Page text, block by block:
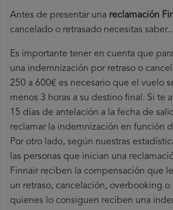
Antes de presentar una reclamación
cancelado o retrasado necesitas saber...
Es importante tener en cuenta que
una indemnización por retraso o
250 a 600€ es necesario que el vuelo
menos 3 horas a su destino final. Si te
15 días de antelación a la fecha de
reclamar la indemnización en función
Por otro lado, según nuestras
las personas que inician una
Finnair reciben la compensación que
un retraso, cancelación, overbooking
quienes lo consiguen reciben una